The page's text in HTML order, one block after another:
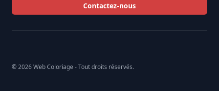
Contactez-nous
© 2026 Web Coloriage - Tout droits réservés.